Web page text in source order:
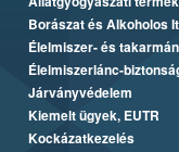
Borászat és Alkoholos
Élelmiszer- és
Élelmiszerlánc-
Járványvédelem
Kiemelt ügyek, EUTR
Kockázatkezelés